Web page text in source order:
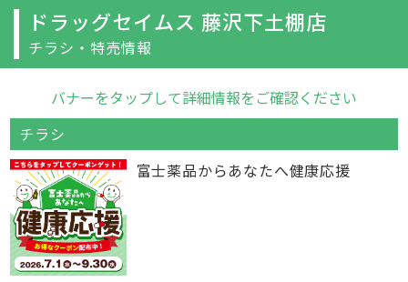
ドラッグセイムス 藤沢下土棚店
チラシ・特売情報
バナーをタップして詳細情報をご確認ください
チラシ
富士薬品からあなたへ健康応援